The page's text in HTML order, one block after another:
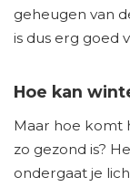
geheugen van
is dus erg goed
Hoe kan
Maar hoe komt
zo gezond is?
ondergaat je